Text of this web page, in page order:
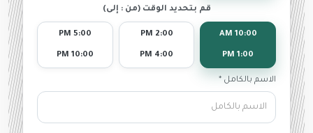
قم بتحديد الوقت (من : إلى)
10:00 AM
1:00 PM
2:00 PM
4:00 PM
5:00 PM
10:00 PM
الاسم بالكامل *